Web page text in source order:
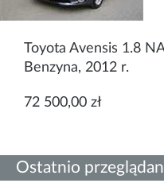
Toyota Avensis 1.8
Benzyna, 2012 r.
72 500,00 zł
Ostatnio